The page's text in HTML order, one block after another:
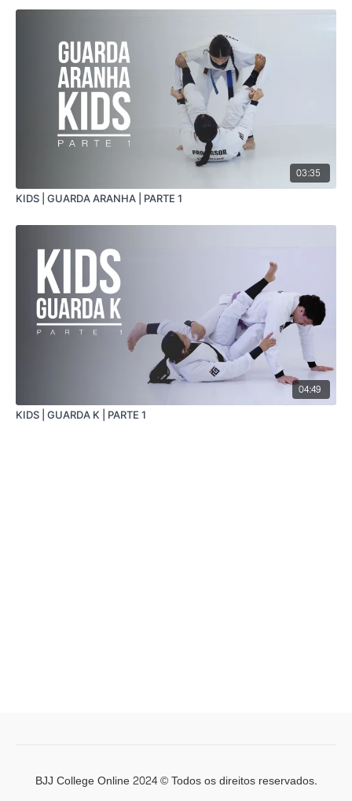
03:35
KIDS | GUARDA ARANHA | PARTE 1
04:49
KIDS | GUARDA K | PARTE 1
BJJ College Online 2024 © Todos os direitos reservados.